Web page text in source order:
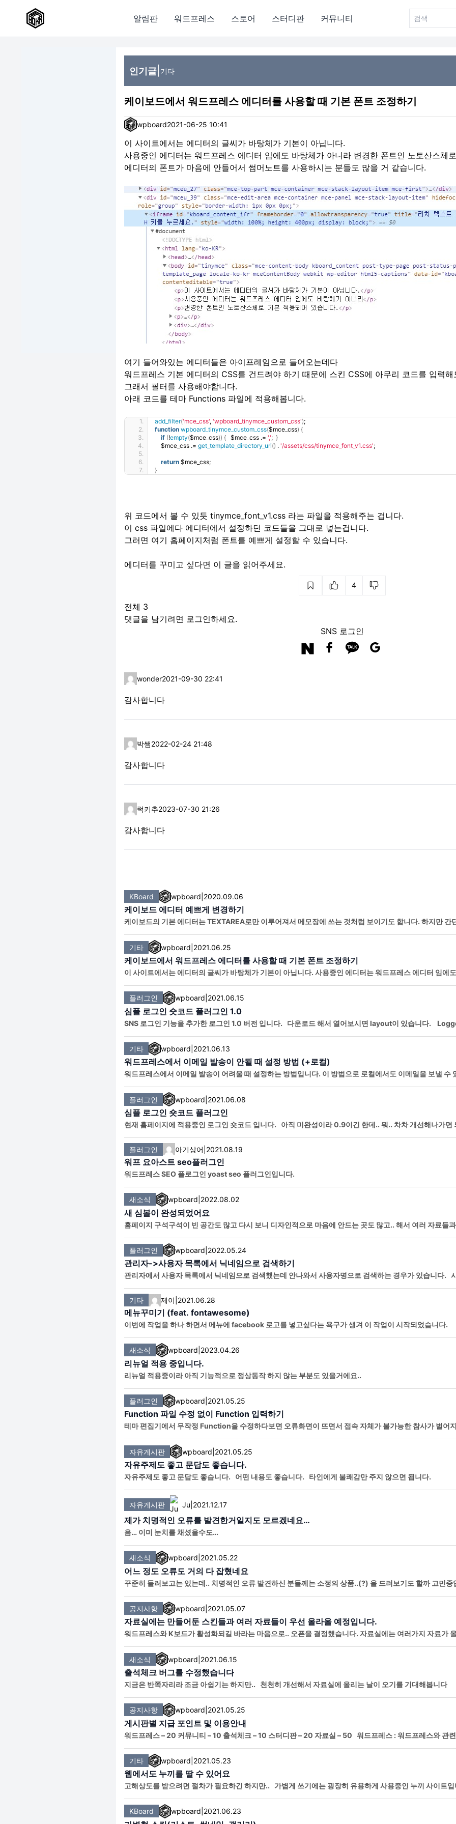
알림판 워드프레스 스토어 스터디판 커뮤니티
인기글 기타
케이보드에서 워드프레스 에디터를 사용할 때 기본 폰트 조정하기
wpboard2021-06-25 10:41
이 사이트에서는 에디터의 글씨가 바탕체가 기본이 아닙니다.
사용중인 에디터는 워드프레스 에디터 임에도 바탕체가 아니라 변경한 폰트인 노토산스체
에디터의 폰트가 마음에 안들어서 썸머노트를 사용하시는 분들도 많을 거 같습니다.
여기 들어와있는 에디터들은 아이프레임으로 들어오는데다
워드프레스 기본 에디터의 CSS를 건드려야 하기 때문에 스킨 CSS에 아무리 코드를 입력
그래서 필터를 사용해야합니다.
아래 코드를 테마 Functions 파일에 적용해봅니다.
add_filter('mce_css', 'wpboard_tinymce_custom_css');
function wpboard_tinymce_custom_css($mce_css) {
if (!empty($mce_css)) {
   $mce_css .=
','; }
    $mce_css .=
get_template_directory_uri() . '/assets/css/tinymce_font_v1.css';
return $mce_css;
}
위 코드에서 볼 수 있듯 tinymce_font_v1.css 라는 파일을 적용해주는 겁니다.
이 css 파일에다 에디터에서 설정하던 코드들을 그대로 넣는겁니다.
그러면 여기 홈페이지처럼 폰트를 예쁘게 설정할 수 있습니다.
에디터를 꾸미고 싶다면 이 글을 읽어주세요.
4
전체 3
댓글을 남기려면 로그인하세요.
SNS 로그인
wonder2021-09-30 22:41
감사합니다
박쌤2022-02-24 21:48
감사합니다
럭키추2023-07-30 21:26
감사합니다
KBoard wpboard 2020.09.06
케이보드 에디터 예쁘게 변경하기
케이보드의 기본 에디터는 TEXTAREA로만 이루어져서 메모장에 쓰는 것처럼 보이기도 합니다. 하지만 간
기타
wpboard 2021.06.25
케이보드에서 워드프레스 에디터를 사용할 때 기본 폰트 조정하기
이 사이트에서는 에디터의 글씨가 바탕체가 기본이 아닙니다. 사용중인 에디터는 워드프레스 에디터 임에
플러그인
wpboard 2021.06.15
심플 로그인 숏코드 플러그인 1.0
SNS 로그인 기능을 추가한 로그인 1.0 버전 입니다. 다운로드 해서 열어보시면 layout이 있습니다.
기타
wpboard 2021.06.13
워드프레스에서 이메일 발송이 안될 때 설정 방법 (+로컬)
워드프레스에서 이메일 발송이 어려울 때 설정하는 방법입니다. 이 방법으로 로컬에서도 이메일을 보낼
플러그인
wpboard 2021.06.08
심플 로그인 숏코드 플러그인
현재 홈페이지에 적용중인 로그인 숏코드 입니다. 아직 미완성이라 0.9이긴 한데.. 뭐.. 차차 개선해나가
플러그인
아기상어 2021.08.19
워프 요아스트 seo플러그인
워드프레스 SEO 플로그인 yoast seo 플러그인입니다.
새소식 wpboard 2022.08.02
새 심볼이 완성되었어요
홈페이지 구석구석이 빈 공간도 많고 다시 보니 디자인적으로 마음에 안드는 곳도 많고.. 해서 여러 자료들
플러그인
wpboard 2022.05.24
관리자->사용자 목록에서 닉네임으로 검색하기
관리자에서 사용자 목록에서 닉네임으로 검색했는데 안나와서 사용자명으로 검색하는 경우가 있습니다.
기타
제이 2021.06.28
메뉴꾸미기 (feat. fontawesome)
이번에 작업을 하나 하면서 메뉴에 facebook 로고를 넣고싶다는 욕구가 생겨 이 작업이 시작되었습니다. 플러그인이나 Theme에서 기본
새소식
wpboard 2023.04.26
리뉴얼 적용 중입니다.
리뉴얼 적용중이라 아직 기능적으로 정상동작 하지 않는 부분도 있을거에요..
플러그인 wpboard 2021.05.25
Function 파일 수정 없이 Function 입력하기
테마 편집기에서 무작정 Function을 수정하다보면 오류화면이 뜨면서 접속 자체가 불가능한 참사가 벌어
자유게시판
wpboard 2021.05.25
자유주제도 좋고 문답도 좋습니다.
자유주제도 좋고 문답도 좋습니다. 어떤 내용도 좋습니다. 타인에게 불쾌감만 주지 않으면 됩니다.
자유게시판 Ju 2021.12.17
제가 치명적인 오류를 발견한거일지도 모르겠네요…
음… 이미 눈치를 채셨을수도…
새소식 wpboard 2021.05.22
어느 정도 오류도 거의 다 잡혔네요
꾸준히 둘러보고는 있는데.. 치명적인 오류 발견하신 분들께는 소정의 상품..(?) 을 드려보기도 할까 고민
공지사항
wpboard 2021.05.07
자료실에는 만들어둔 스킨들과 여러 자료들이 우선 올라올 예정입니다.
워드프레스와 K보드가 활성화되길 바라는 마음으로.. 오픈을 결정했습니다. 자료실에는 여러가지 자료가
새소식
wpboard 2021.06.15
출석체크 버그를 수정했습니다
지금은 반쪽자리라 조금 아쉽기는 하지만.. 천천히 개선해서 자료실에 올리는 날이 오기를 기대해봅니다
공지사항 wpboard 2021.05.25
게시판별 지급 포인트 및 이용안내
워드프레스 – 20 커뮤니티 – 10 출석체크 – 10 스터디판 – 20 자료실 – 50 워드프레스 : 워드프레스와 관
기타
wpboard 2021.05.23
웹에서도 누끼를 딸 수 있어요
고해상도를 받으려면 절차가 필요하긴 하지만.. 가볍게 쓰기에는 굉장히 유용하게 사용중인 누끼 사이
KBoard
wpboard 2021.06.23